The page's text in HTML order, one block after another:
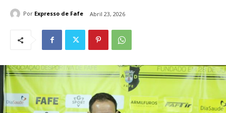
Por Expresso de Fafe Abril 23, 2026